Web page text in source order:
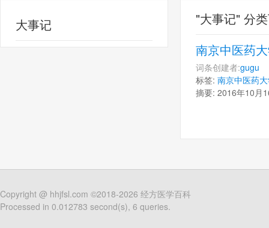
"大事记" 分
南京中医药
词条创建者:gugu
标签: 南京中医药
摘要: 2016年10月
大事记
Copyright @ hhjfsl.com ©2018-2026 经方医学百科
Processed in 0.012783 second(s), 6 queries.